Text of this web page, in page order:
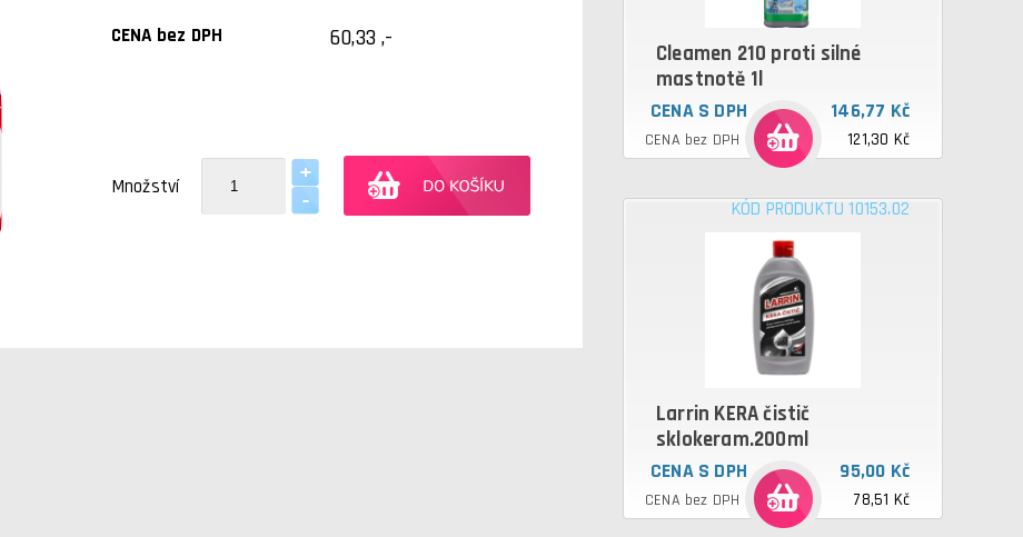
CENA bez DPH 60,33 ,-
Množství
Cleamen 210 proti silné
mastnotě 1l
CENA S DPH 146,77 Kč
CENA bez DPH 121,30 Kč
KÓD PRODUKTU 10153.02
Larrin KERA čistič
sklokeram.200ml
CENA S DPH 95,00 Kč
CENA bez DPH 78,51 Kč